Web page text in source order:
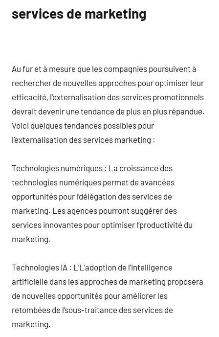
services de marketing
Au fur et à mesure que les compagnies poursuivent à
rechercher de nouvelles approches pour optimiser leur
efficacité, l’externalisation des services promotionnels
devrait devenir une tendance de plus en plus répandue.
Voici quelques tendances possibles pour
l’externalisation des services marketing :
Technologies numériques : La croissance des
technologies numériques permet de avancées
opportunités pour l’délégation des services de
marketing. Les agences pourront suggérer des
services innovantes pour optimiser l’productivité du
marketing.
Technologies IA : L’L’adoption de l’intelligence
artificielle dans les approches de marketing proposera
de nouvelles opportunités pour améliorer les
retombées de l’sous-traitance des services de
marketing.